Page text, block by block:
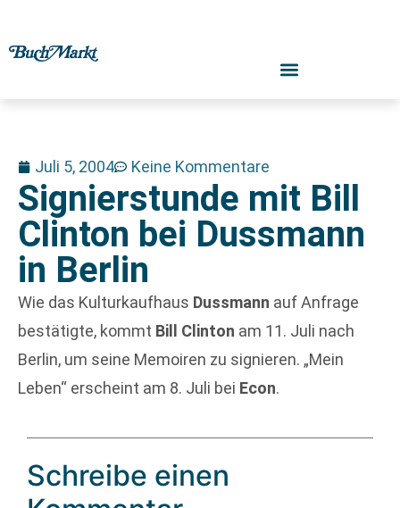
Juli 5, 2004 Keine Kommentare
Signierstunde mit Bill
Clinton bei Dussmann
in Berlin
Wie das Kulturkaufhaus Dussmann auf Anfrage
bestätigte, kommt Bill Clinton am 11. Juli nach
Berlin, um seine Memoiren zu signieren. „Mein
Leben“ erscheint am 8. Juli bei Econ.
Schreibe einen